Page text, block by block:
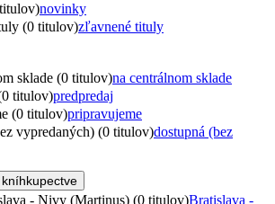
novinky
(0 titulov)zľavnené tituly
sklade (0 titulov)na centrálnom sklade
titulov)predpredaj
(0 titulov)pripravujeme
vypredaných) (0 titulov)dostupná (bez
- Nivy (Martinus) (0 titulov)Bratislava -